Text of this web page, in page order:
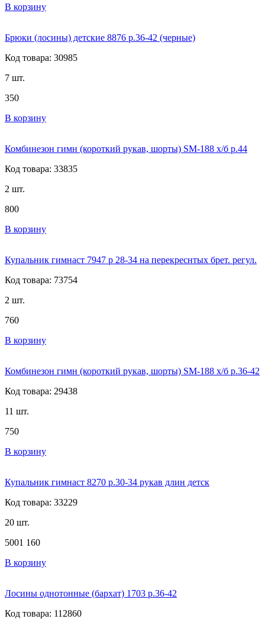
В корзину
Брюки (лосины) детские 8876 р.36-42 (черные)
Код товара: 30985
7 шт.
350
В корзину
Комбинезон гимн (короткий рукав, шорты) SM-188 х/б р.44
Код товара: 33835
2 шт.
800
В корзину
Купальник гимнаст 7947 р 28-34 на перекреснтых брет. регул.
Код товара: 73754
2 шт.
760
В корзину
Комбинезон гимн (короткий рукав, шорты) SM-188 х/б р.36-42
Код товара: 29438
11 шт.
750
В корзину
Купальник гимнаст 8270 р.30-34 рукав длин детск
Код товара: 33229
20 шт.
5001 160
В корзину
Лосины однотонные (бархат) 1703 р.36-42
Код товара: 112860